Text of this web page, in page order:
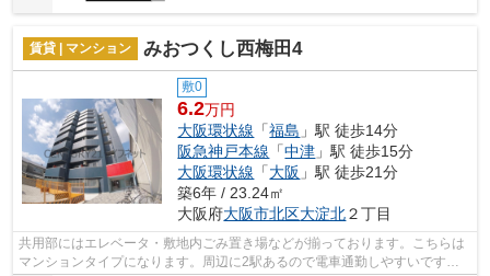
賃貸 | マンション みおつくし西梅田4
敷0
6.2万円
大阪環状線 「福島 」駅 徒歩14分
阪急神戸本線 「中津 」駅 徒歩15分
大阪環状線 「大阪 」駅 徒歩21分
築6年 / 23.24㎡
大阪府大阪市北区大淀北２丁目
共用部にはエレベータ・敷地内ごみ置き場などが揃っております。こちらは
マンションタイプになります。周辺に2駅あるので電車通勤しやすいです。